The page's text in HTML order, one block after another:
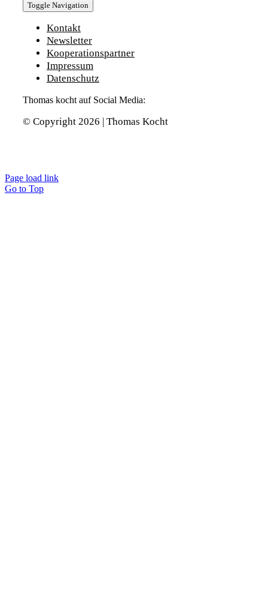
Toggle Navigation
Kontakt
Newsletter
Kooperationspartner
Impressum
Datenschutz
Thomas kocht auf Social Media:
© Copyright 2026 | Thomas Kocht
Page load link
Go to Top